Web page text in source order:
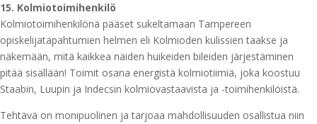
15. Kolmiotoimihenkilö
Kolmiotoimihenkilönä pääset sukeltamaan Tampereen
opiskelijatapahtumien helmen eli Kolmioden kulissien taakse ja
näkemään, mitä kaikkea näiden huikeiden bileiden järjestäminen
pitää sisällään! Toimit osana energistä kolmiotiimiä, joka koostuu
Staabin, Luupin ja Indecsin kolmiovastaavista ja -toimihenkilöistä.
Tehtävä on monipuolinen ja tarjoaa mahdollisuuden osallistua niin